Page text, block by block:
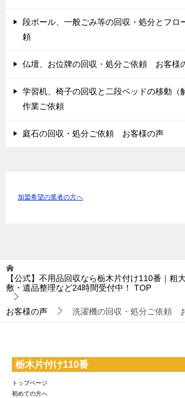
段ボール、一般ごみ等の回収・処分とフロ
頼
仏壇、お位牌の回収・処分ご依頼 お客様
学習机、椅子の回収と二段ベッドの移動（
作業ご依頼
庭石の回収・処分ご依頼 お客様の声
加盟希望の業者の方へ
【公式】不用品回収なら栃木片付け110番｜粗
敷・遺品整理など24時間受付中！
TOP
お客様の声 洗濯機の回収・処分ご依頼
栃木片付け110番
トップページ
初めての方へ